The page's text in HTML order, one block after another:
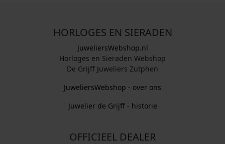
HORLOGES EN SIERADEN
JuweliersWebshop.nl
Horloges en Sieraden Webshop
De Grijff Juweliers Zutphen
JuweliersWebshop - over ons
Juwelier de Grijff - historie
OFFICIEEL DEALER